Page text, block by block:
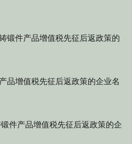
件产品增值税先征后返政策的
增值税先征后返政策的企业名
产品增值税先征后返政策的企